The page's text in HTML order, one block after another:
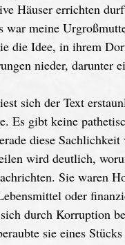
Häuser errichten
war meine
die Idee, in ihrem
nieder, darunter
sich der Text
Es gibt keine
diese
wird deutlich,
Sie waren
oder
durch Korruption
sie eines